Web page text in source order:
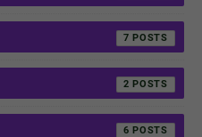
7
2
6